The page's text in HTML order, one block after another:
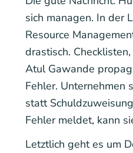
sich managen. In der
Resource
drastisch.
Atul Gawande
Fehler. Unternehmen
statt
Fehler meldet, kann
Letztlich geht es um